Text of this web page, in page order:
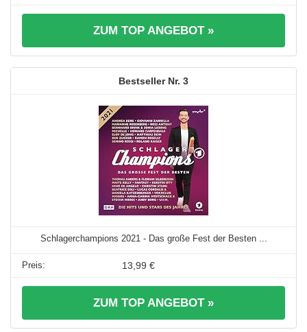
ZUM TOP ANGEBOT »
3
Schlagerchampions 2021 - Das große Fest der Besten ...
13,99 €
ZUM TOP ANGEBOT »